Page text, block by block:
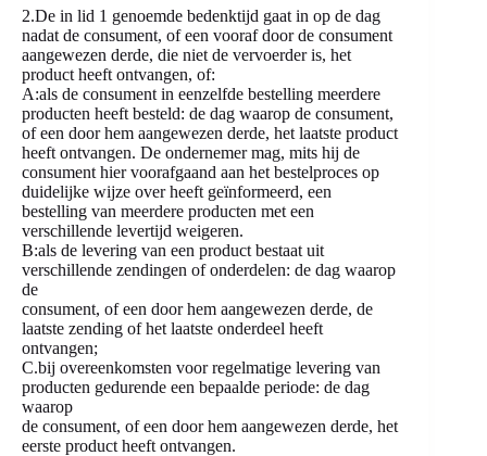
2.De in lid 1 genoemde bedenktijd gaat in op de dag
nadat de consument, of een vooraf door de consument
aangewezen derde, die niet de vervoerder is, het
product heeft ontvangen, of:
A:als de consument in eenzelfde bestelling meerdere
producten heeft besteld: de dag waarop de consument,
of een door hem aangewezen derde, het laatste product
heeft ontvangen. De ondernemer mag, mits hij de
consument hier voorafgaand aan het bestelproces op
duidelijke wijze over heeft geïnformeerd, een
bestelling van meerdere producten met een
verschillende levertijd weigeren.
B:als de levering van een product bestaat uit
verschillende zendingen of onderdelen: de dag waarop
de
consument, of een door hem aangewezen derde, de
laatste zending of het laatste onderdeel heeft
ontvangen;
C.bij overeenkomsten voor regelmatige levering van
producten gedurende een bepaalde periode: de dag
waarop
de consument, of een door hem aangewezen derde, het
eerste product heeft ontvangen.